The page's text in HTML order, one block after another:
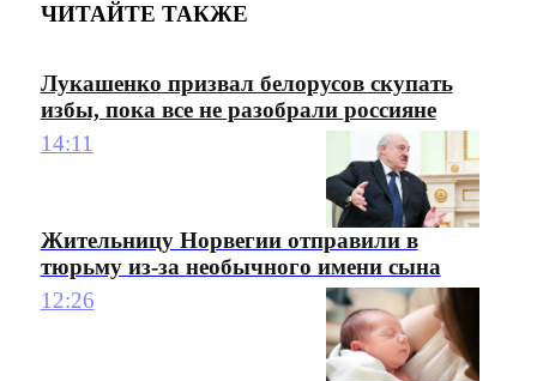
ЧИТАЙТЕ ТАКЖЕ
Лукашенко призвал белорусов скупать
избы, пока все не разобрали россияне
14:11
Жительницу Норвегии отправили в
тюрьму из-за необычного имени сына
12:26